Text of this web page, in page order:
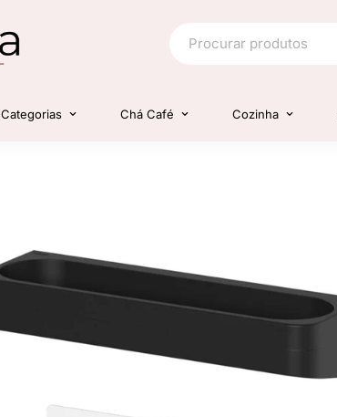
Categorias Chá Café Cozinha